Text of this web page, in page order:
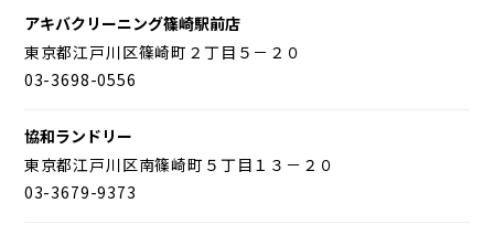
アキバクリーニング篠崎駅前店
東京都江戸川区篠崎町２丁目５－２０
03-3698-0556
協和ランドリー
東京都江戸川区南篠崎町５丁目１３－２０
03-3679-9373